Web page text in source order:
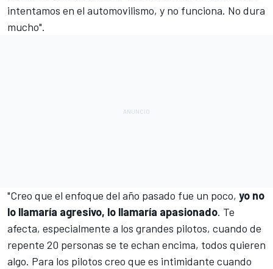
intentamos en el automovilismo, y no funciona. No dura
mucho".
"Creo que el enfoque del año pasado fue un poco, yo no
lo llamaría agresivo, lo llamaría apasionado. Te
afecta, especialmente a los grandes pilotos, cuando de
repente 20 personas se te echan encima, todos quieren
algo. Para los pilotos creo que es intimidante cuando